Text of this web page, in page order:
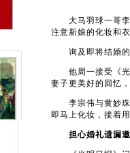
大马羽球一哥李
注意新娘的化妆和
询及即将结婚的
他周一接受《光
妻子更美好的回忆
李宗伟与黄妙珠
即马上化妆，接着
担心婚礼遗漏